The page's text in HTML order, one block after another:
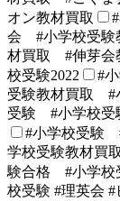
オン教材買取
会 #小学校受験
材買取 #伸芽会
校受験2022
#
受験教材買取
受験 #小学校受
#小学校受験
学校受験教材
験合格 #小学校
校受験 #理英会